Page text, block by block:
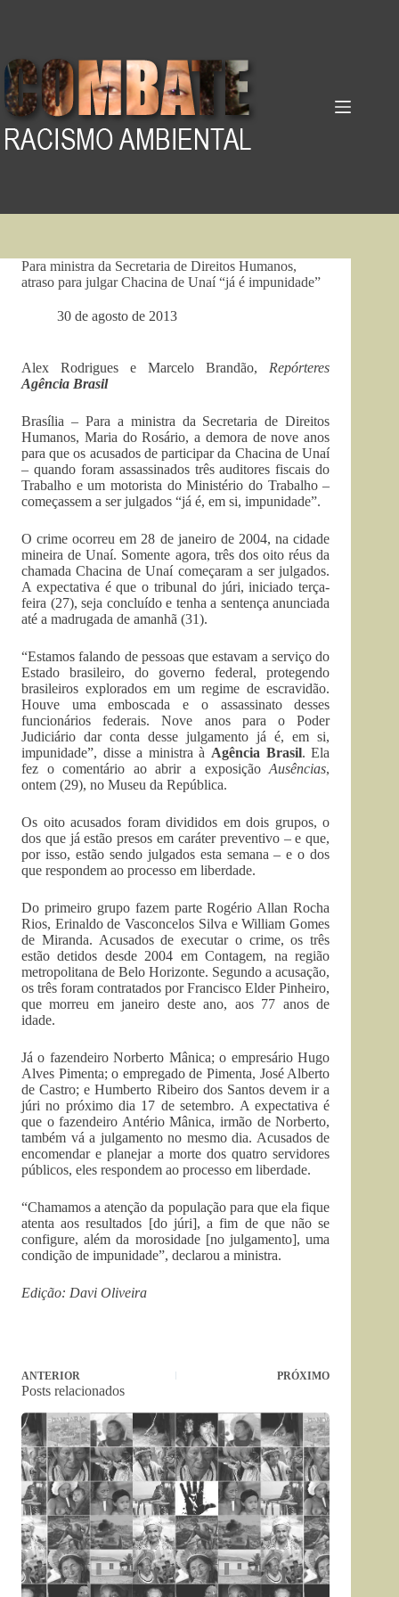
Para ministra da Secretaria de Direitos Humanos,
atraso para julgar Chacina de Unaí “já é impunidade”
30 de agosto de 2013
Alex Rodrigues e Marcelo Brandão, Repórteres
Agência Brasil
Brasília – Para a ministra da Secretaria de Direitos
Humanos, Maria do Rosário, a demora de nove anos
para que os acusados de participar da Chacina de Unaí
– quando foram assassinados três auditores fiscais do
Trabalho e um motorista do Ministério do Trabalho –
começassem a ser julgados “já é, em si, impunidade”.
O crime ocorreu em 28 de janeiro de 2004, na cidade
mineira de Unaí. Somente agora, três dos oito réus da
chamada Chacina de Unaí começaram a ser julgados.
A expectativa é que o tribunal do júri, iniciado terça-
feira (27), seja concluído e tenha a sentença anunciada
até a madrugada de amanhã (31).
“Estamos falando de pessoas que estavam a serviço do
Estado brasileiro, do governo federal, protegendo
brasileiros explorados em um regime de escravidão.
Houve uma emboscada e o assassinato desses
funcionários federais. Nove anos para o Poder
Judiciário dar conta desse julgamento já é, em si,
impunidade”, disse a ministra à Agência Brasil. Ela
fez o comentário ao abrir a exposiçãoAusências,
ontem (29), no Museu da República.
Os oito acusados foram divididos em dois grupos, o
dos que já estão presos em caráter preventivo – e que,
por isso, estão sendo julgados esta semana – e o dos
que respondem ao processo em liberdade.
Do primeiro grupo fazem parte Rogério Allan Rocha
Rios, Erinaldo de Vasconcelos Silva e William Gomes
de Miranda. Acusados de executar o crime, os três
estão detidos desde 2004 em Contagem, na região
metropolitana de Belo Horizonte. Segundo a acusação,
os três foram contratados por Francisco Elder Pinheiro,
que morreu em janeiro deste ano, aos 77 anos de
idade.
Já o fazendeiro Norberto Mânica; o empresário Hugo
Alves Pimenta; o empregado de Pimenta, José Alberto
de Castro; e Humberto Ribeiro dos Santos devem ir a
júri no próximo dia 17 de setembro. A expectativa é
que o fazendeiro Antério Mânica, irmão de Norberto,
também vá a julgamento no mesmo dia. Acusados de
encomendar e planejar a morte dos quatro servidores
públicos, eles respondem ao processo em liberdade.
“Chamamos a atenção da população para que ela fique
atenta aos resultados [do júri], a fim de que não se
configure, além da morosidade [no julgamento], uma
condição de impunidade”, declarou a ministra.
Edição: Davi Oliveira
ANTERIOR PRÓXIMO
Posts relacionados